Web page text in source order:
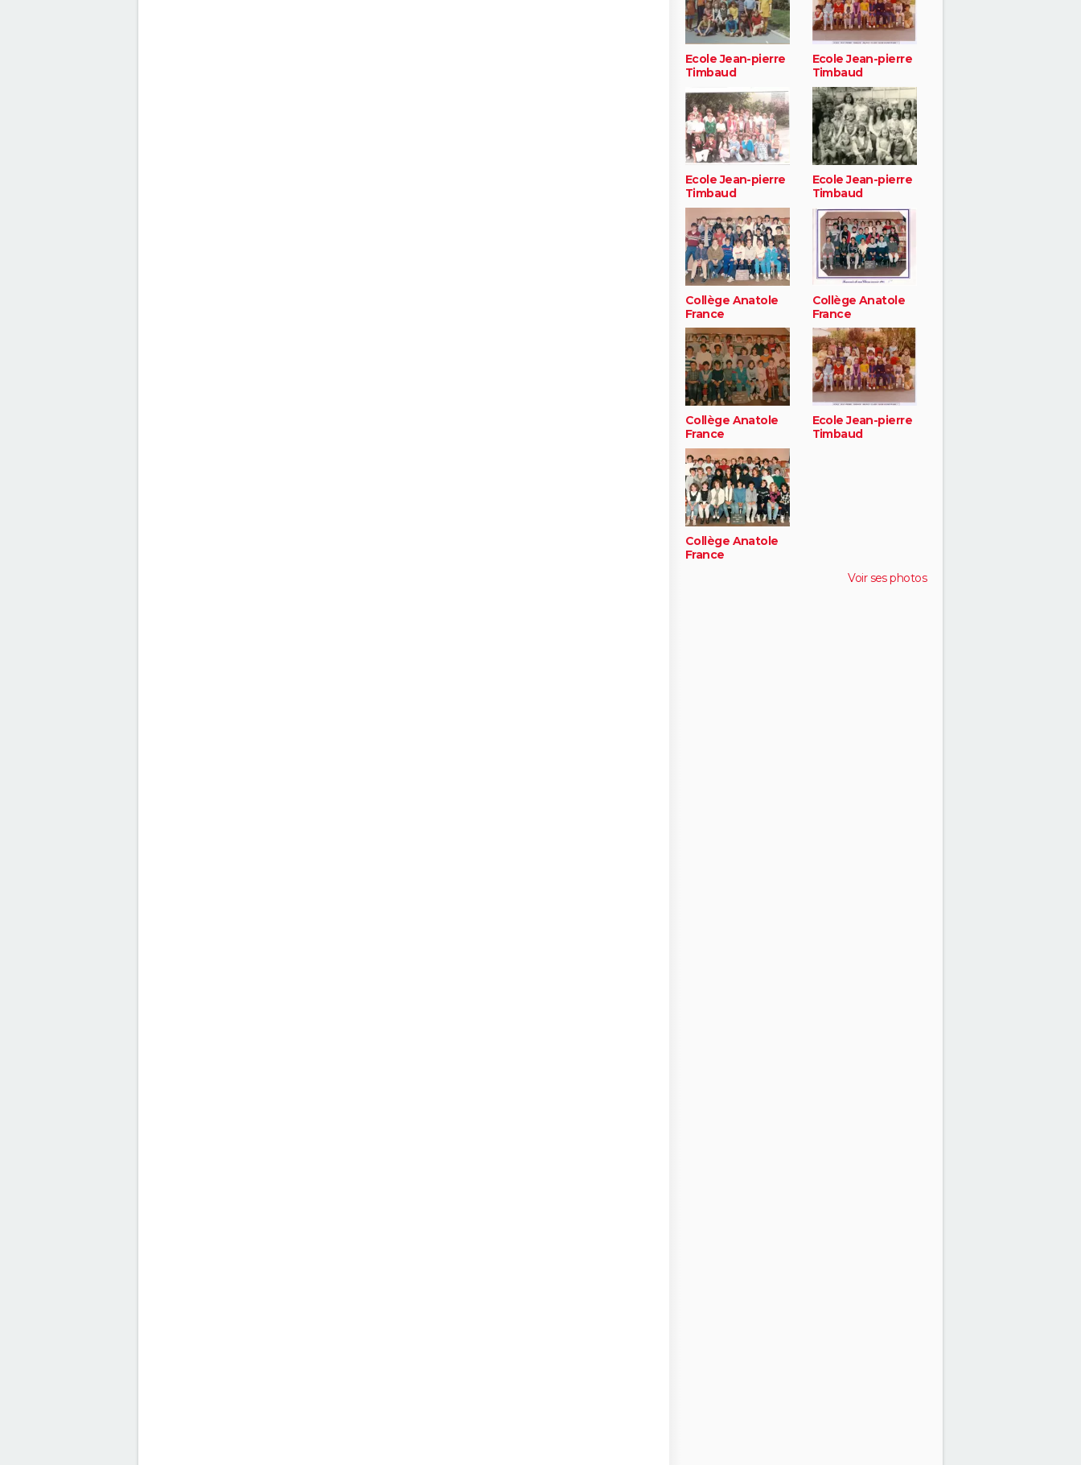
Ecole Jean-pierre
Timbaud
Ecole Jean-pierre
Timbaud
Ecole Jean-pierre
Timbaud
Ecole Jean-pierre
Timbaud
Collège Anatole
France
Collège Anatole
France
Collège Anatole
France
Ecole Jean-pierre
Timbaud
Collège Anatole
France
Voir ses photos